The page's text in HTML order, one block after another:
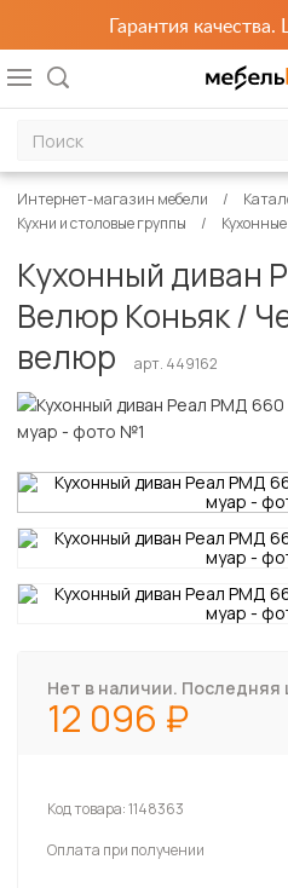
Гарантия
Интернет-магазин мебели
Кухни и столовые группы
Кухонный диван
Велюр Коньяк /
велюр
арт. 449162
Нет в наличии. Последняя
12 096
Код товара:1148363
Оплата при получении